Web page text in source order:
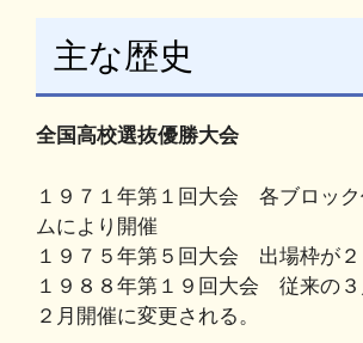
主な歴史
全国高校選抜優勝大会
１９７１年第１回大会 各ブロッ
ムにより開催
１９７５年第５回大会 出場枠が２
１９８８年第１９回大会 従来の３
２月開催に変更される。